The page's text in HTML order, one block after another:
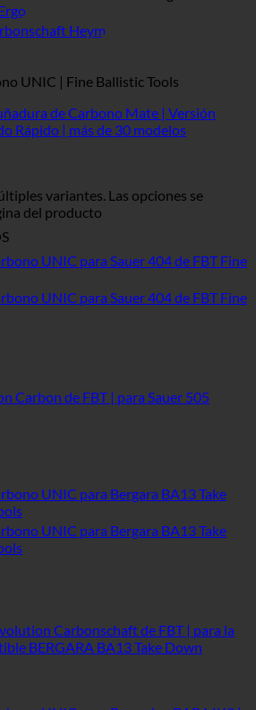
UNIC | Fine Ballistic Tools
de Carbono Mate | Versión
Rápido | más de 30 modelos
variantes. Las opciones se
del producto
Carbon de FBT | para Sauer 505
Carbonschaft de FBT | para la
BERGARA BA13 Take Down